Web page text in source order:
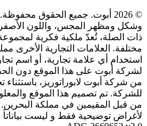
© 2026 أبوت. جميع الحقوق
وشكل ومظهر المجس، واللون الأصفر،
ذات الصلة، تُعدّ ملكية فكرية
مختلفة. العلامات التجارية الأخرى
استخدام أي علامة تجارية، أو اسم
لشركة أبوت على هذا الموقع دون
من شركة أبوت لابوراتوريز، باستثناء
للشركة. تم تصميم هذا الموقع
من قبل المقيمين في مملكة البحرين.
لأغراض توضيحية فقط و ليست